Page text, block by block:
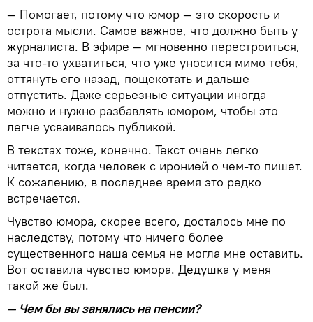
— Помогает, потому что юмор — это скорость и
острота мысли. Самое важное, что должно быть у
журналиста. В эфире — мгновенно перестроиться,
за что-то ухватиться, что уже уносится мимо тебя,
оттянуть его назад, пощекотать и дальше
отпустить. Даже серьезные ситуации иногда
можно и нужно разбавлять юмором, чтобы это
легче усваивалось публикой.
В текстах тоже, конечно. Текст очень легко
читается, когда человек с иронией о чем-то пишет.
К сожалению, в последнее время это редко
встречается.
Чувство юмора, скорее всего, досталось мне по
наследству, потому что ничего более
существенного наша семья не могла мне оставить.
Вот оставила чувство юмора. Дедушка у меня
такой же был.
— Чем бы вы занялись на пенсии?